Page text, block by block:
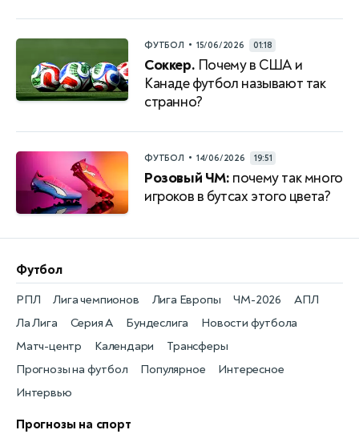
ФУТБОЛ • 15/06/2026 01:18
Соккер. Почему в США и
Канаде футбол называют так
странно?
ФУТБОЛ • 14/06/2026 19:51
Розовый ЧМ: почему так много
игроков в бутсах этого цвета?
Футбол
Новости футбола
РПЛ
Матч-центр
Лига чемпионов
Календари
Лига Европы
Трансферы
ЧМ-2026
Прогнозы на футбол
АПЛ
Популярное
Ла Лига
Интересное
Серия А
Интервью
Бундеслига
Прогнозы на спорт